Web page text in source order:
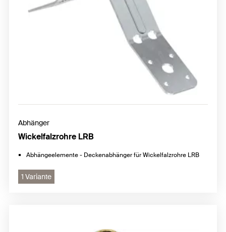
Abhänger
Wickelfalzrohre LRB
Abhängeelemente - Deckenabhänger für Wickelfalzrohre LRB
1 Variante